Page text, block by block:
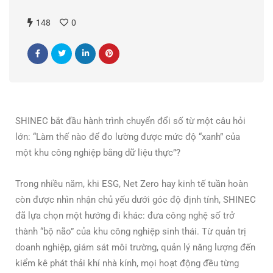
148 0
SHINEC bắt đầu hành trình chuyển đổi số từ một câu hỏi
lớn: “Làm thế nào để đo lường được mức độ “xanh” của
một khu công nghiệp bằng dữ liệu thực”?
Trong nhiều năm, khi ESG, Net Zero hay kinh tế tuần hoàn
còn được nhìn nhận chủ yếu dưới góc độ định tính, SHINEC
đã lựa chọn một hướng đi khác: đưa công nghệ số trở
thành “bộ não” của khu công nghiệp sinh thái. Từ quản trị
doanh nghiệp, giám sát môi trường, quản lý năng lượng đến
kiểm kê phát thải khí nhà kính, mọi hoạt động đều từng